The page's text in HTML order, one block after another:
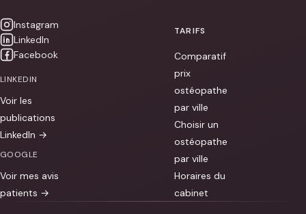
Instagram
LinkedIn
Facebook
LINKEDIN
Voir les
publications
LinkedIn →
GOOGLE
Voir mes avis
patients →
TARIFS
Comparatif
prix
ostéopathe
par ville
Choisir un
ostéopathe
par ville
Horaires du
cabinet